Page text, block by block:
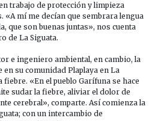
trabajo de protección y limpieza
«A mí me decían que sembrara lengua
que son buenas juntas», nos cuenta
de La Siguata.
e ingeniero ambiental, en cambio, la
en su comunidad Plaplaya en La
«En el pueblo Garífuna se hace
sudar la fiebre, aliviar el dolor de
cerebral», comparte. Así comienza la
con un intercambio de